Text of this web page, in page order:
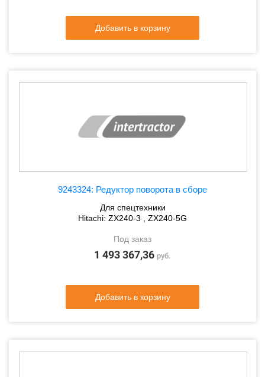
Добавить в корзину
9243324: Редуктор поворота в сборе
Для спецтехники
Hitachi: ZX240-3 , ZX240-5G
Под заказ
1 493 367,36 руб.
Добавить в корзину